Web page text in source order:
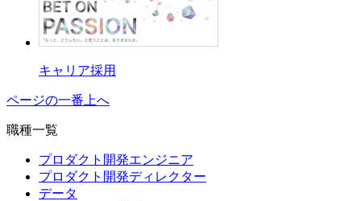
キャリア採用
ページの一番上へ
職種一覧
プロダクト開発エンジニア
プロダクト開発ディレクター
データ